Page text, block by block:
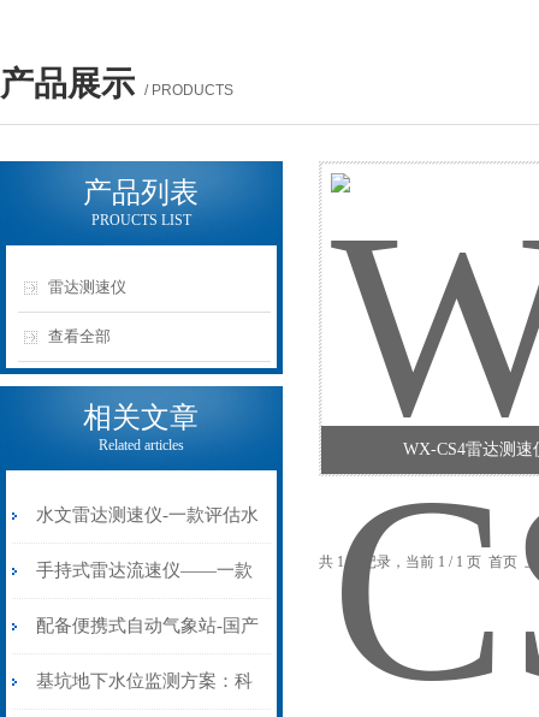
产品展示 / PRODUCTS
产品列表
PROUCTS LIST
雷达测速仪
查看全部
相关文章
Related articles
水文雷达测速仪-一款评估水
流的便携式电波流速仪2024
全+境+派+送
手持式雷达流速仪——一款
适用范围广的水文雷达测速
仪2024万象环境
配备便携式自动气象站-国产
便携式气象站 #2024万象推
基坑地下水位监测方案：科
WX-CS4雷达测速
共 1 条记录，当前 1 / 1 页 首页